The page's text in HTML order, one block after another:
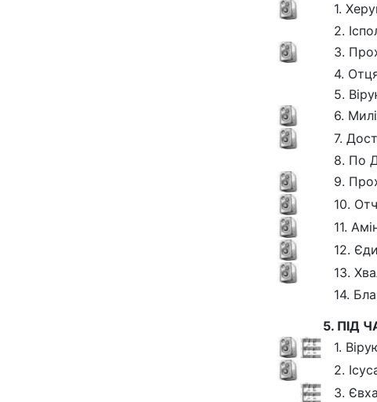
1.
2.
3.
4.
5.
6.
7.
8. По
9.
10.
11.
12.
13.
14.
5. ПІД
1.
2.
3.